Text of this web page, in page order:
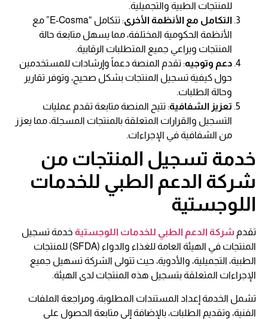
للمنتجات الطبية والتجميلية.
التكامل مع الأنظمة الأخرى
: تتكامل “E-Cosma” مع
الأنظمة الحكومية المختلفة، مما يسهل متابعة حالة
المنتجات ويراعي جميع المتطلبات الرقابية.
دعم وتوجيه: تقدم المنصة دعماً وإرشادات للمستخدمين
حول كيفية تسجيل المنتجات بشكل صحيح، وتوفر تقارير
وحالة الطلبات.
تعزيز الشفافية: تتيح المنصة متابعة تقدم عمليات
التسجيل والقرارات المتعلقة بالمنتجات المسجلة، مما يعزز
من الشفافية في الإجراءات.
خدمة تسجيل المنتجات من
شركة الدعم الطبي للخدمات
اللوجستية
تقدمشركة الدعم الطبي للخدمات اللوجستيةخدمة تسجيل
المنتجات في الهيئة العامة للغذاء والدواء (SFDA) للمنتجات
الطبية، التجميلية، والأدوية، حيث تتولى الشركة تسهيل جميع
الإجراءات المتعلقة بتسجيل هذه المنتجات لدى الهيئة.
تشمل الخدمة إعداد المستندات المطلوبة، ومراجعة الملفات
الفنية، وتقديم الطلبات، بالإضافة إلى متابعة الحصول على